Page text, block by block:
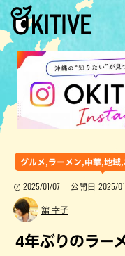
グルメ,ラーメン,中華,地域
2025/01/07 公開日 2025/
舘 幸子
4年ぶりのラー